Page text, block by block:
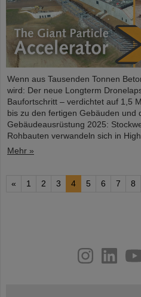
Wenn aus Tausenden Tonnen
wird: Der neue Longterm
Baufortschritt – verdichtet auf 1,5
bis zu den fertigen Gebäuden und
Gebäudeausrüstung 2025:
Rohbauten verwandeln sich in
Mehr »
« 1 2 3 4 5 6 7 8
youtube
helmholtz.social
facebook